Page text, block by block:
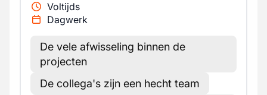
Voltijds
Dagwerk
De vele afwisseling binnen de
projecten
De collega's zijn een hecht team